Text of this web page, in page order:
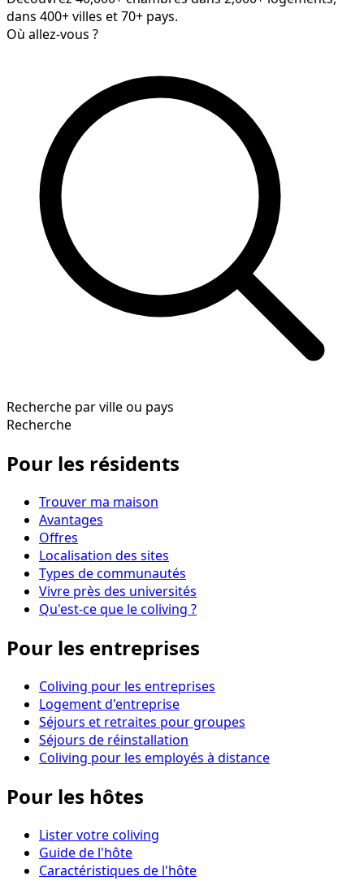
dans 400+ villes et 70+ pays.
Où allez-vous ?
Recherche par ville ou pays
Recherche
Pour les résidents
Trouver ma maison
Avantages
Offres
Localisation des sites
Types de communautés
Vivre près des universités
Qu'est-ce que le coliving ?
Pour les entreprises
Coliving pour les entreprises
Logement d'entreprise
Séjours et retraites pour groupes
Séjours de réinstallation
Coliving pour les employés à distance
Pour les hôtes
Lister votre coliving
Guide de l'hôte
Caractéristiques de l'hôte